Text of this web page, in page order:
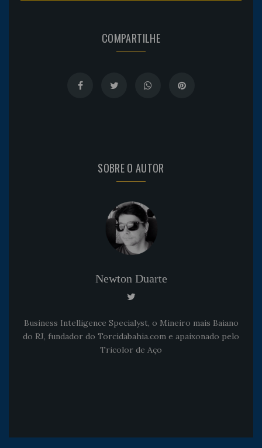
COMPARTILHE
SOBRE O AUTOR
Newton Duarte
Business Intelligence Specialyst, o Mineiro mais Baiano
do RJ, fundador do Torcidabahia.com e apaixonado pelo
Tricolor de Aço